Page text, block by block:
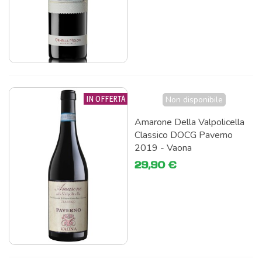
IN OFFERTA Non disponibile
Amarone Della Valpolicella
Classico DOCG Paverno
2019 - Vaona
29,90 €